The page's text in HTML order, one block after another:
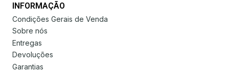
INFORMAÇÃO
Condições Gerais de Venda
Sobre nós
Entregas
Devoluções
Garantias